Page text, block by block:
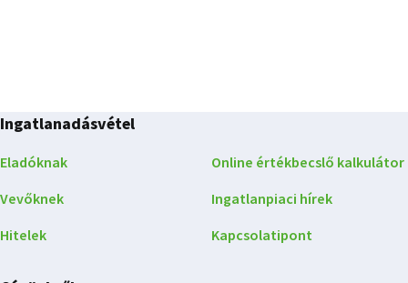
Ingatlanadásvétel
Eladóknak
Vevőknek
Hitelek
Online értékbecslő kalkulátor
Ingatlanpiaci hírek
Kapcsolatipont